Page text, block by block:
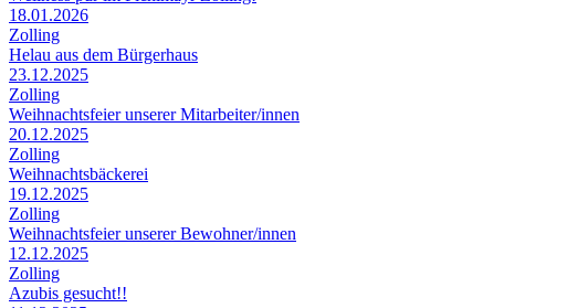
18.01.2026
Zolling
Helau aus dem Bürgerhaus
23.12.2025
Zolling
Weihnachtsfeier unserer Mitarbeiter/innen
20.12.2025
Zolling
Weihnachtsbäckerei
19.12.2025
Zolling
Weihnachtsfeier unserer Bewohner/innen
12.12.2025
Zolling
Azubis gesucht!!